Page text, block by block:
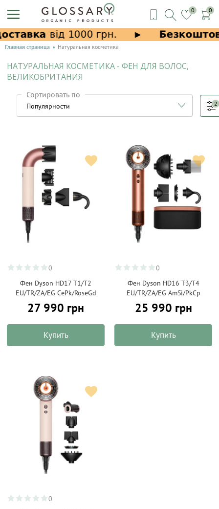
0 0
Главная страница Натуральная косметика
НАТУРАЛЬНАЯ КОСМЕТИКА - ФЕН ДЛЯ ВОЛОС,
ВЕЛИКОБРИТАНИЯ
Сортировать по
2
0
Фен Dyson HD17 T1/T2
EU/TR/ZA/EG CePk/RoseGd
27 990 грн
Купить
0
Фен Dyson HD16 T3/T4
EU/TR/ZA/EG AmSi/PkCp
25 990 грн
Купить
0